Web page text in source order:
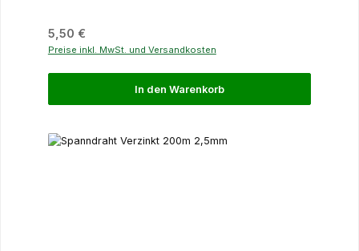
Regulärer Preis:
5,50 €
Preise inkl. MwSt. und Versandkosten
In den Warenkorb